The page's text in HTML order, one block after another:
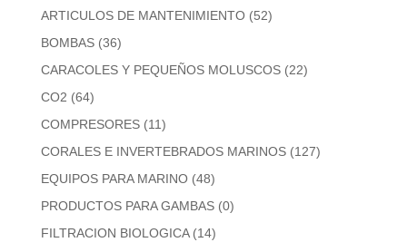
ARTICULOS DE MANTENIMIENTO (52)
BOMBAS (36)
CARACOLES Y PEQUEÑOS MOLUSCOS (22)
CO2 (64)
COMPRESORES (11)
CORALES E INVERTEBRADOS MARINOS (127)
EQUIPOS PARA MARINO (48)
PRODUCTOS PARA GAMBAS (0)
FILTRACION BIOLOGICA (14)